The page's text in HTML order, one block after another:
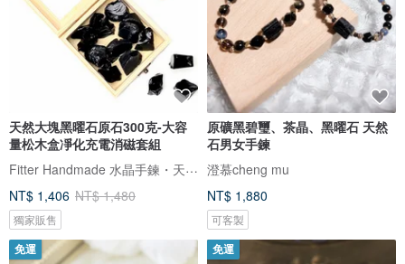
天然大塊黑曜石原石300克-大容
量松木盒凈化充電消磁套組
Fitter Handmade 水晶手鍊・天然礦石
NT$ 1,406 NT$ 1,480
獨家販售
原礦黑碧璽、茶晶、黑曜石 天然
石男女手鍊
澄慕cheng mu
NT$ 1,880
可客製
免運 免運